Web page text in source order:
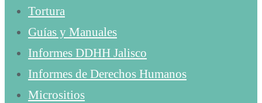
Tortura
Guías y Manuales
Informes DDHH Jalisco
Informes de Derechos Humanos
Micrositios